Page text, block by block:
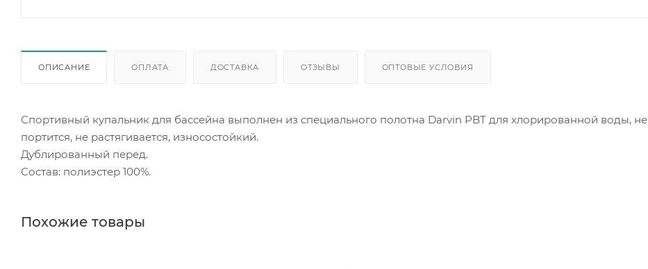
ОПИСАНИЕ ОПЛАТА ДОСТАВКА ОТЗЫВЫ ОПТОВЫЕ УСЛОВИЯ
Спортивный купальник для бассейна выполнен из специального полотна Darvin PBT для хлорированной воды, не
портится, не растягивается, износостойкий.
Дублированный перед.
Состав: полиэстер 100%.
Похожие товары